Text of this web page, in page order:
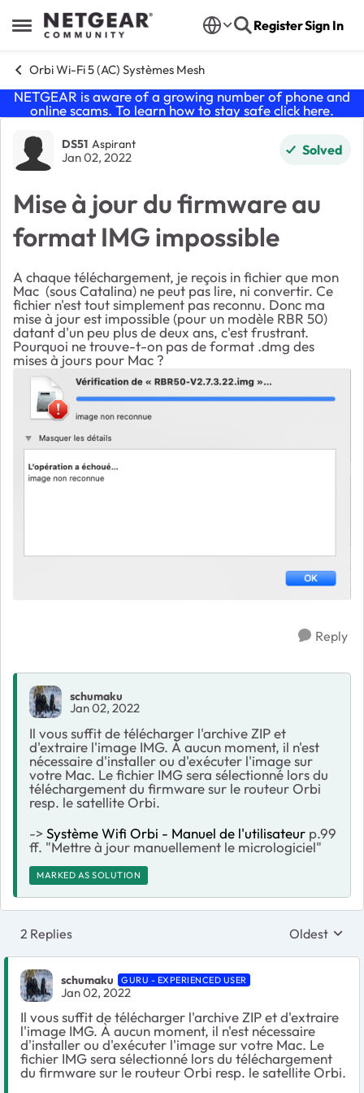
Open Side Menu
Skip to content RegisterSign In
Orbi Wi-Fi 5 (AC) Systèmes Mesh
NETGEAR is aware of a growing number of phone and
online scams. To learn how to stay safe click here.
Forum Discussion
DS51 Aspirant
Jan 02, 2022 Solved
Mise à jour du firmware au
format IMG impossible
A chaque téléchargement, je reçois in fichier que mon
Mac (sous Catalina) ne peut pas lire, ni convertir. Ce
fichier n'est tout simplement pas reconnu. Donc ma
mise à jour est impossible (pour un modèle RBR 50)
datant d'un peu plus de deux ans, c'est frustrant.
Pourquoi ne trouve-t-on pas de format .dmg des
mises à jours pour Mac ?
Reply
schumaku
Jan 02, 2022
Il vous suffit de télécharger l'archive ZIP et
d'extraire l'image IMG. À aucun moment, il n'est
nécessaire d'installer ou d'exécuter l'image sur
votre Mac. Le fichier IMG sera sélectionné lors du
téléchargement du firmware sur le routeur Orbi
resp. le satellite Orbi.
->Système Wifi Orbi - Manuel de l'utilisateur p.99
ff. "Mettre à jour manuellement le micrologiciel"
MARKED AS SOLUTION
2 Replies Replies
Oldest
schumaku GURU - EXPERIENCED USER
Jan 02, 2022
Il vous suffit de télécharger l'archive ZIP et d'extraire
l'image IMG. À aucun moment, il n'est nécessaire
d'installer ou d'exécuter l'image sur votre Mac. Le
fichier IMG sera sélectionné lors du téléchargement
du firmware sur le routeur Orbi resp. le satellite Orbi.